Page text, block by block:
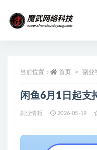
当前位置： 首页 副业
闲鱼6月1日起支
副业情报 2026-05-19